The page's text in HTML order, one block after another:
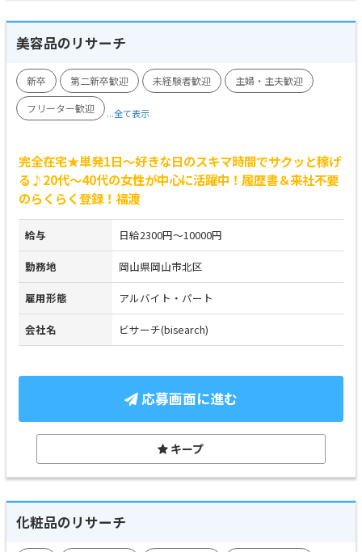
美容品のリサーチ
新卒 第二新卒歓迎 未経験者歓迎
主婦・主夫歓迎
フリーター歓迎
...全て表示
完全在宅★単発1日～好きな日のスキマ時間でサクッと稼げ
る♪20代～40代の女性が中心に活躍中！履歴書＆来社不要
のらくらく登録！福渡
給与 日給2300円～10000円
勤務地 岡山県岡山市北区
雇用形態 アルバイト・パート
会社名 ビサーチ(bisearch)
応募画面に進む
キープ
化粧品のリサーチ